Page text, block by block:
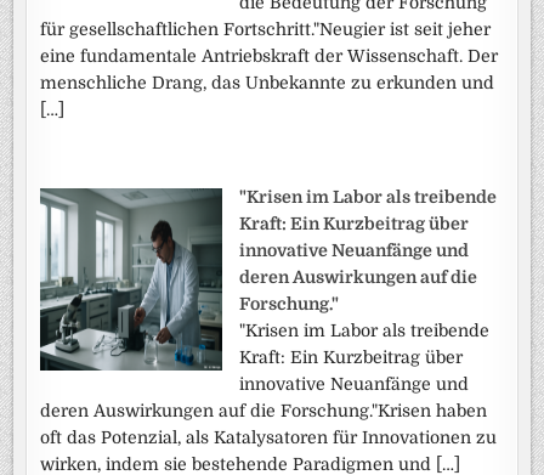
für gesellschaftlichen Fortschritt."Neugier ist seit jeher
eine fundamentale Antriebskraft der Wissenschaft. Der
menschliche Drang, das Unbekannte zu erkunden und
[…]
"Krisen im Labor als treibende
Kraft: Ein Kurzbeitrag über
innovative Neuanfänge und
deren Auswirkungen auf die
Forschung."
"Krisen im Labor als treibende
Kraft: Ein Kurzbeitrag über
innovative Neuanfänge und
deren Auswirkungen auf die Forschung."Krisen haben
oft das Potenzial, als Katalysatoren für Innovationen zu
wirken, indem sie bestehende Paradigmen und […]